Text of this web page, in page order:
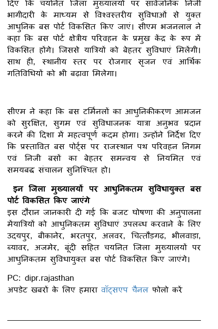
भागीदारी के माध्यम से विश्वस्तरीय सुविधाओं से युक्त
आधुनिक बस पोर्ट विकसित किए जाएं। सीएम भजनलाल ने
कहा कि बस पोर्ट क्षेत्रीय परिवहन के प्रमुख केंद्र के रूप में
विकसित होंगे। जिससे यात्रियों को बेहतर सुविधाएं मिलेंगी।
साथ ही, स्थानीय स्तर पर रोजगार सृजन एवं आर्थिक
गतिविधियों को भी बढ़ावा मिलेगा।
सीएम ने कहा कि बस टर्मिनलों का आधुनिकीकरण आमजन
को सुरक्षित, सुगम एवं सुविधाजनक यात्रा अनुभव प्रदान
करने की दिशा में महत्वपूर्ण कदम होगा। उन्होंने निर्देश दिए
कि प्रस्तावित बस पोर्ट्स पर राजस्थान पथ परिवहन निगम
एवं निजी बसों का बेहतर समन्वय से नियमित एवं
समयबद्ध संचालन सुनिश्चित हो।
इन जिला मुख्यालयों पर आधुनिकतम सुविधायुक्त बस
पोर्ट विकसित किए जाएंगे
इस दौरान जानकारी दी गई कि बजट घोषणा की अनुपालना
मेंयात्रियों को आधुनिकतम सुविधाएं उपलब्ध करवाने के लिए
उदयपुर, बीकानेर, भरतपुर, अलवर, चित्तौड़गढ़, भीलवाड़ा,
ब्यावर, अजमेर, बूंदी सहित चयनित जिला मुख्यालयों पर
आधुनिकतम सुविधायुक्त बस पोर्ट विकसित किए जाएंगे।
PC: dipr.rajasthan
अपडेट खबरों के लिए हमारा वॉट्सएप चैनल फोलो करें